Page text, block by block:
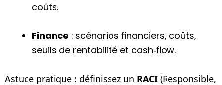
coûts.
Finance : scénarios financiers, coûts,
seuils de rentabilité et cash‑flow.
Astuce pratique : définissez un RACI (Responsible,